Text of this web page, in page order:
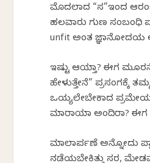
ಮೊದಲಾದ “ಸ”ಇಂದ
ಹಲವಾರು ಗುಣ ಸಂಬಂಧಿ
unfit ಅಂತ ಜ್ಞಾನೋದಯ
ಇಷ್ಟು ಆಯ್ತಾ? ಈಗ
ಹೇಳುತ್ತೇನೆ” ಪ್ರಸಂಗಕ್ಕೆ
ಒಯ್ಯಲೇಬೇಕಾದ
ಮಾರಾಯಾ ಅಂದಿರಾ? ಈಗ
ಮಾಲಾರ್ಪಣೆ ಅನ್ನೋದು
ನಡೆಯಬೇಕಿತ್ತು ಸರ,